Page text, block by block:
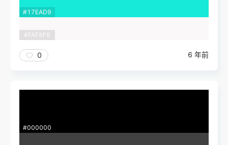
#17EAD9
#FAF8F8
0 6 年前
#000000